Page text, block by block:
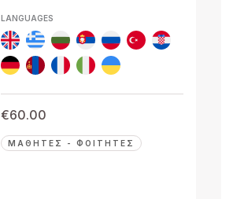
LANGUAGES
€60.00
ΜΑΘΗΤΈΣ - ΦΟΙΤΗΤΈΣ